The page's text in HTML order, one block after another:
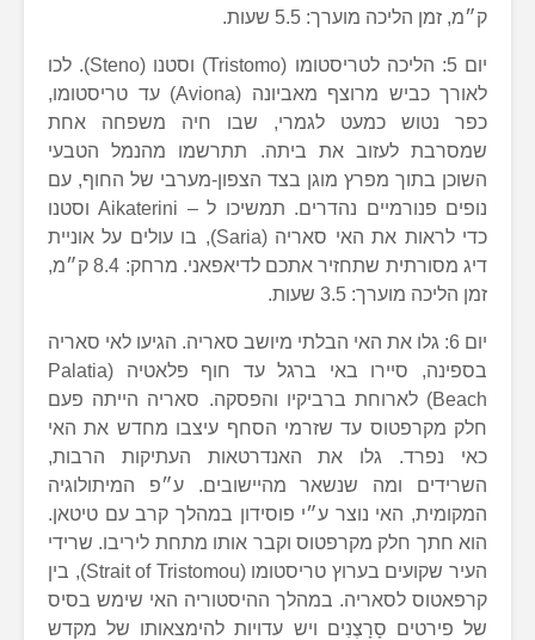
ק״מ, זמן הליכה מוערך: 5.5 שעות.
יום 5: הליכה לטריסטומו (Tristomo) וסטנו (Steno). לכו
לאורך כביש מרוצף מאביונה (Aviona) עד טריסטומו,
כפר נטוש כמעט לגמרי, שבו חיה משפחה אחת
שמסרבת לעזוב את ביתה. תתרשמו מהנמל הטבעי
השוכן בתוך מפרץ מוגן בצד הצפון-מערבי של החוף, עם
נופים פנורמיים נהדרים. תמשיכו ל – Aikaterini וסטנו
כדי לראות את האי סאריה (Saria), בו עולים על אוניית
דיג מסורתית שתחזיר אתכם לדיאפאני. מרחק: 8.4 ק״מ,
זמן הליכה מוערך: 3.5 שעות.
יום 6: גלו את האי הבלתי מיושב סאריה. הגיעו לאי סאריה
בספינה, סיירו באי ברגל עד חוף פלאטיה (Palatia
Beach) לארוחת ברביקיו והפסקה. סאריה הייתה פעם
חלק מקרפטוס עד שזרמי הסחף עיצבו מחדש את האי
כאי נפרד. גלו את האנדרטאות העתיקות הרבות,
השרידים ומה שנשאר מהיישובים. ע״פ המיתולוגיה
המקומית, האי נוצר ע״י פוסידון במהלך קרב עם טיטאן.
הוא חתך חלק מקרפטוס וקבר אותו מתחת ליריבו. שרידי
העיר שקועים בערוץ טריסטומו (Strait of Tristomou), בין
קרפאטוס לסאריה. במהלך ההיסטוריה האי שימש בסיס
של פירטים סָרָצֶנִים ויש עדויות להימצאותו של מקדש